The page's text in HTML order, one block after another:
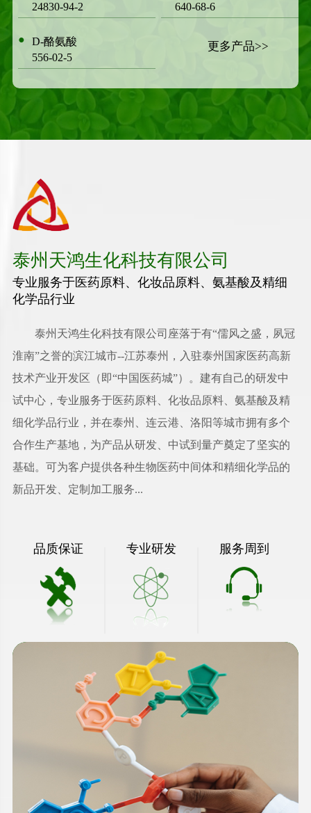
24830-94-2
640-68-6
●
D-酪氨酸
556-02-5
更多产品>>
泰州天鸿生化科技有限公司
专业服务于医药原料、化妆品原料、氨基酸及精细
化学品行业
泰州天鸿生化科技有限公司 座落于有“儒风之盛，夙冠
淮南”之誉的滨江城市--江苏泰州，入驻泰州国家医药高新
技术产业开发区（即“中国医药城”）。建有自己的研发中
试中心，专业服务于医药原料、化妆品原料、氨基酸及精
细化学品行业，并在泰州、连云港、洛阳等城市拥有多个
合作生产基地，为产品从研发、中试到量产奠定了坚实的
基础。可为客户提供各种生物医药中间体和精细化学品的
新品开发、定制加工服务...
品质保证 专业研发 服务周到